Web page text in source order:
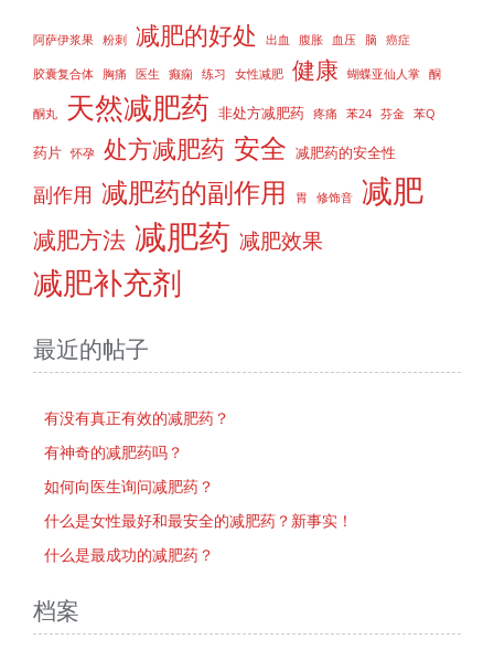
阿萨伊浆果 粉刺 减肥的好处 出血 腹胀 血压 脑 癌症
胶囊复合体 胸痛 医生 癫痫 练习 女性减肥 健康 蝴蝶亚仙人掌 酮
酮丸 天然减肥药 非处方减肥药 疼痛 苯24 芬金 苯Q
药片 怀孕 处方减肥药 安全 减肥药的安全性
副作用 减肥药的副作用 胃 修饰音 减肥
减肥方法 减肥药 减肥效果
减肥补充剂
最近的帖子
有没有真正有效的减肥药？
有神奇的减肥药吗？
如何向医生询问减肥药？
什么是女性最好和最安全的减肥药？新事实！
什么是最成功的减肥药？
档案